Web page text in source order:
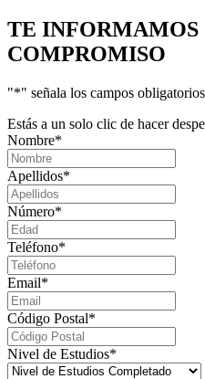
TE INFORMAMOS
COMPROMISO
"*" señala los campos obligatorios
Estás a un solo clic de hacer
Nombre*
Apellidos*
Número*
Teléfono*
Email*
Código Postal*
Nivel de Estudios*